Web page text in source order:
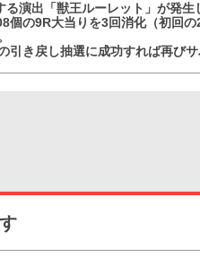
る演出「獣王ルーレット」が発
個の9R大当りを3回消化（初回
引き戻し抽選に成功すれば再び